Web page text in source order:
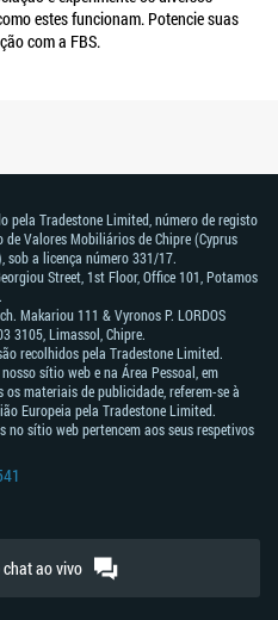
estes funcionam. Potencie suas
com a FBS.
pela Tradestone Limited, número de registo
Valores Mobiliários de Chipre (Cyprus
sob a licença número 331/17.
Street, 1st Floor, Office 101, Potamos
Makariou 111 & Vyronos Р. LORDOS
3105, Limassol, Chipre.
recolhidos pela Tradestone Limited.
sítio web e na Área Pessoal, em
materiais de publicidade, referem-se à
Europeia pela Tradestone Limited.
no sítio web pertencem aos seus respetivos
chat ao vivo